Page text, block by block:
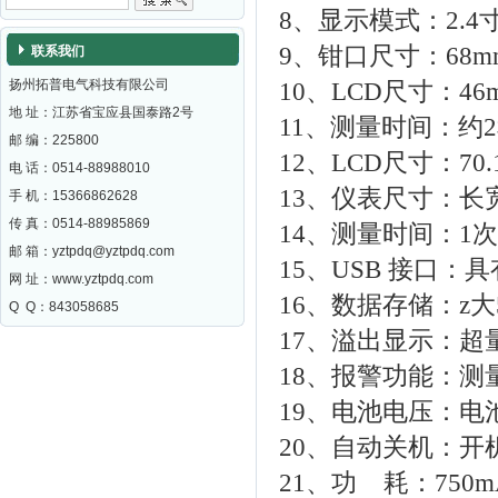
联系我们
扬州拓普电气科技有限公司
地 址：江苏省宝应县国泰路2号
邮 编： 225800
电 话：0514-88988010
手 机：15366862628
传 真：0514-88985869
邮 箱： yztpdq@yztpdq.com
网 址： www.yztpdq.com
Q Q：843058685
8、显示模式：2.4
9、钳口尺寸：
10、LCD尺寸：
11、测量时间：约
12、LCD尺寸：
13、仪表尺寸：长
14、测量时间：1
15、USB 接口：
16、数据存储：z
17、溢出显示：超
18、报警功能：测
19、电池电压：电
20、自动关机：开
21、功 耗：